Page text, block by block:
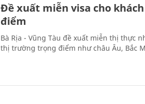
Đề xuất miễn visa cho
điểm
Bà Rịa - Vũng Tàu đề xuất miễn thị thực
thị trường trọng điểm như châu Âu, Bắc